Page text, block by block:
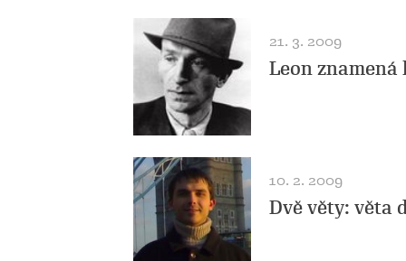
21. 3. 2009
Leon znamená
10. 2. 2009
Dvě věty: věta